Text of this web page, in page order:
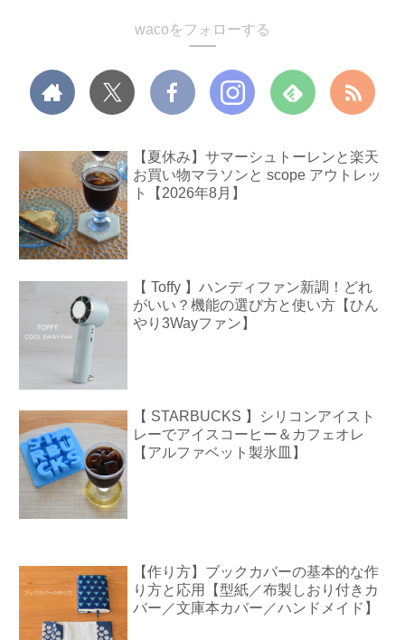
wacoをフォローする
【夏休み】サマーシュトーレンと楽天
お買い物マラソンと scope アウトレッ
ト【2026年8月】
【 Toffy 】ハンディファン新調！どれ
がいい？機能の選び方と使い方【ひん
やり3Wayファン】
【 STARBUCKS 】シリコンアイスト
レーでアイスコーヒー＆カフェオレ
【アルファベット製氷皿】
【作り方】ブックカバーの基本的な作
り方と応用【型紙／布製しおり付きカ
バー／文庫本カバー／ハンドメイド】